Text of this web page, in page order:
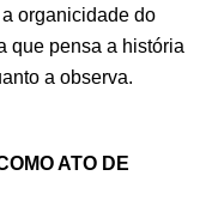
organicidade do
que pensa a história
a observa.
ATO DE